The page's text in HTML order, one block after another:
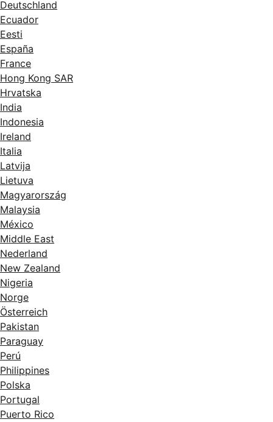
Deutschland
Ecuador
Eesti
España
France
Hong Kong SAR
Hrvatska
India
Indonesia
Ireland
Italia
Latvija
Lietuva
Magyarország
Malaysia
México
Middle East
Nederland
New Zealand
Nigeria
Norge
Österreich
Pakistan
Paraguay
Perú
Philippines
Polska
Portugal
Puerto Rico